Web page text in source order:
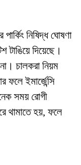
নিষিদ্ধ ঘোষণা
টাঙিয়ে দিয়েছে।
চালকরা নিয়ম
ফলে ইমার্জেন্সি
সময় রোগী
থামাতে হয়, ফলে